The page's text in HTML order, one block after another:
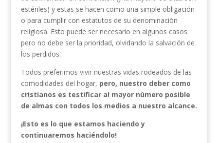
estériles) y estas se hacen como una simple obligación
o para cumplir con estatutos de su denominación
religiosa. Esto puede ser necesario en algunos casos
pero no debe ser la prioridad, olvidando la salvación de
los perdidos.
Todos preferimos vivir nuestras vidas rodeados de las
comodidades del hogar, pero, nuestro deber como
cristianos es testificar al mayor número posible
de almas con todos los medios a nuestro alcance.
¡Esto es lo que estamos haciendo y
continuaremos haciéndolo!